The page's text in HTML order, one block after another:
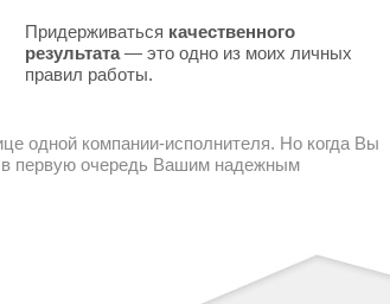
Придерживаться качественного
результата— это одно из моих личных
правил работы.
одной компании-исполнителя. Но когда Вы
в первую очередь Вашим надежным